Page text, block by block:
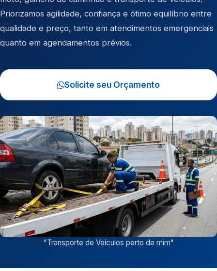
Priorizamos agilidade, confiança e ótimo equilíbrio entre
qualidade e preço, tanto em atendimentos emergenciais
quanto em agendamentos prévios.
Solicite seu Orçamento
"Transporte de Veículos perto de mim"